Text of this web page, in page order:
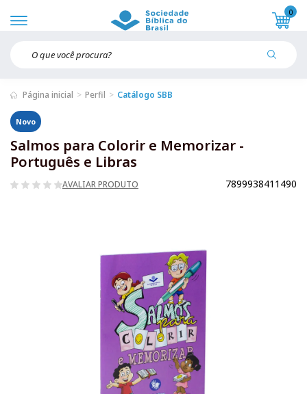
0
Página inicial Perfil Catálogo SBB
Novo
Salmos para Colorir e Memorizar -
Português e Libras
AVALIAR PRODUTO 7899938411490